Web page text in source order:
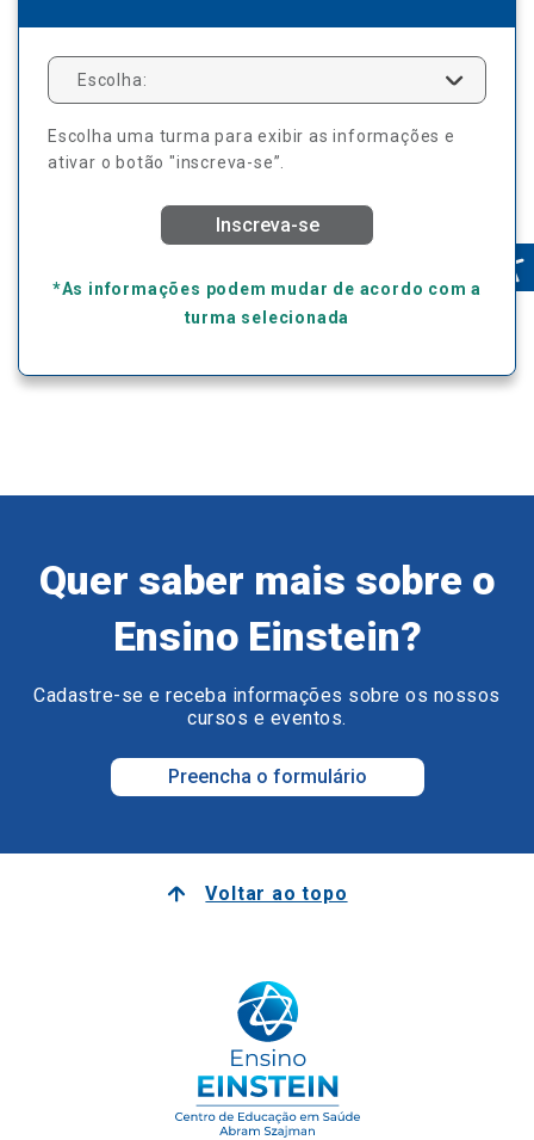
Escolha:
Escolha uma turma para exibir as informações e
ativar o botão "inscreva-se”.
Inscreva-se
*As informações podem mudar de acordo com a
turma selecionada
Quer saber mais sobre o
Ensino Einstein?
Cadastre-se e receba informações sobre os nossos
cursos e eventos.
Preencha o formulário
Voltar ao topo